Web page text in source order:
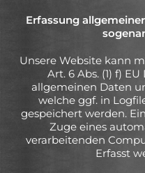
Erfassung
Unsere Website kann
Art. 6 Abs. (1) f)
allgemeinen Daten
welche ggf. in
gespeichert werden.
Zuge eines
verarbeitenden
Erfasst